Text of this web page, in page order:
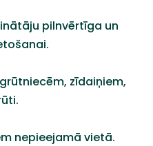
pilnvērtīga un
zīdaiņiem,
nepieejamā vietā.